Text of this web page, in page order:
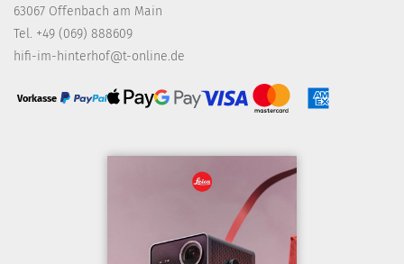
63067 Offenbach am Main
Tel. +49 (069) 888609
hifi-im-hinterhof@t-online.de
Vorkasse